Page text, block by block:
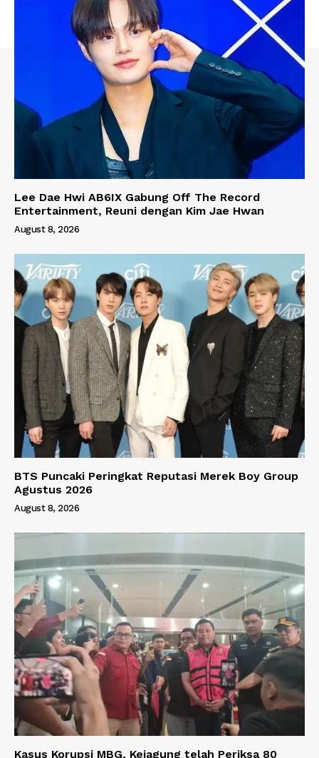
Lee Dae Hwi AB6IX Gabung Off The Record
Entertainment, Reuni dengan Kim Jae Hwan
August 8, 2026
BTS Puncaki Peringkat Reputasi Merek Boy Group
Agustus 2026
August 8, 2026
Kasus Korupsi MBG, Kejagung telah Periksa 80